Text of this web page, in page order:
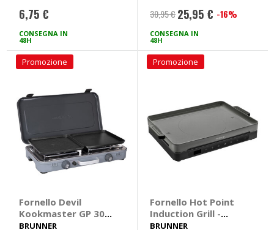
6,75 €
CONSEGNA IN
48H
30,95 € Prezzo
speciale
25,95 € -16%
CONSEGNA IN
48H
Promozione
Fornello Devil
Kookmaster GP 30 -
BRUNNER
BRUNNER
Promozione
Fornello Hot Point
Induction Grill -
BRUNNER
BRUNNER